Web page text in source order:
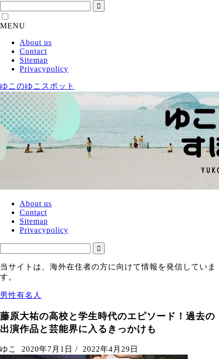
MENU
About us
Contact
Sitemap
Privacypolicy
ゆこのゆこスポット
About us
Contact
Sitemap
Privacypolicy
当サイトは、海外在住者の方に向けて情報を発信していま
す。
男性有名人
藤原大祐の高校と学生時代のエピソード！過去の
出演作品と芸能界に入るきっかけも
ゆこ 2020年7月1日 / 2022年4月29日